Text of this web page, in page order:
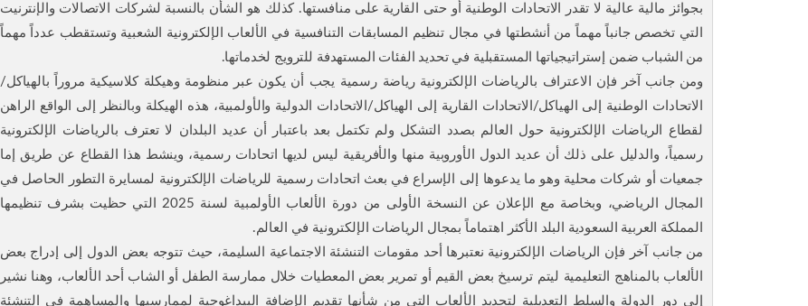
بجوائز مالية عالية لا تقدر الاتحادات الوطنية أو حتى القارية على منافستها. كذلك هو الشأن بالنسبة لشركات الاتصالات والإنترنيت
التي تخصص جانباً مهماً من أنشطتها في مجال تنظيم المسابقات التنافسية في الألعاب الإلكترونية الشعبية وتستقطب عدداً مهماً
من الشباب ضمن إستراتيجياتها المستقبلية في تحديد الفئات المستهدفة للترويج لخدماتها.
ومن جانب آخر فإن الاعتراف بالرياضات الإلكترونية رياضة رسمية يجب أن يكون عبر منظومة وهيكلة كلاسيكية مروراً بالهياكل/
الاتحادات الوطنية إلى الهياكل/الاتحادات القارية إلى الهياكل/الاتحادات الدولية والأولمبية، هذه الهيكلة وبالنظر إلى الواقع الراهن
لقطاع الرياضات الإلكترونية حول العالم بصدد التشكل ولم تكتمل بعد باعتبار أن عديد البلدان لا تعترف بالرياضات الإلكترونية
رسمياً، والدليل على ذلك أن عديد الدول الأوروبية منها والأفريقية ليس لديها اتحادات رسمية، وينشط هذا القطاع عن طريق إما
جمعيات أو شركات محلية وهو ما يدعوها إلى الإسراع في بعث اتحادات رسمية للرياضات الإلكترونية لمسايرة التطور الحاصل في
المجال الرياضي، وبخاصة مع الإعلان عن النسخة الأولى من دورة الألعاب الأولمبية لسنة 2025 التي حظيت بشرف تنظيمها
المملكة العربية السعودية البلد الأكثر اهتماماً بمجال الرياضات الإلكترونية في العالم.
من جانب آخر فإن الرياضات الإلكترونية نعتبرها أحد مقومات التنشئة الاجتماعية السليمة، حيث تتوجه بعض الدول إلى إدراج بعض
الألعاب بالمناهج التعليمية ليتم ترسيخ بعض القيم أو تمرير بعض المعطيات خلال ممارسة الطفل أو الشاب أحد الألعاب، وهنا نشير
إلى دور الدولة والسلط التعديلية لتحديد الألعاب التي من شأنها تقديم الإضافة البيداغوجية لممارسيها والمساهمة في التنشئة